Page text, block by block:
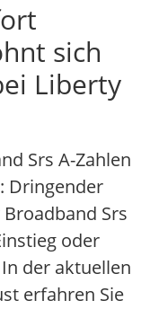
sich
Liberty
Srs A-Zahlen
Dringender
Srs
oder
der aktuellen
erfahren Sie